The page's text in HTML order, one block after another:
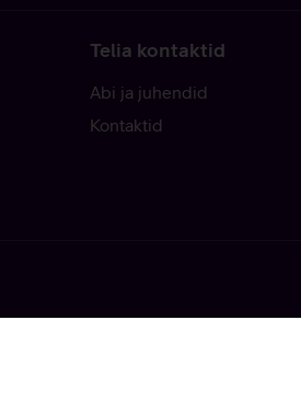
Telia kontaktid
Abi ja juhendid
Kontaktid